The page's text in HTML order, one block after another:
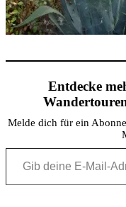
Entdecke
Melde dich für ein
Gib deine E-Mail-Adresse ein ...